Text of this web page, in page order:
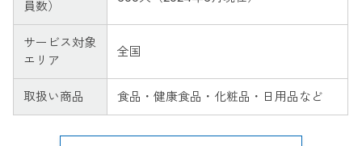
員数）
サービス対象
エリア
全国
取扱い商品 食品・健康食品・化粧品・日用品など